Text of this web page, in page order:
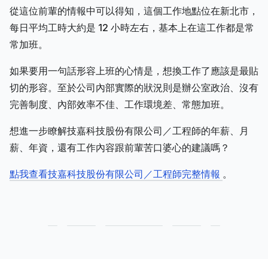
從這位前輩的情報中可以得知，這個工作地點位在新北市，
每日平均工時大約是 12 小時左右，基本上在這工作都是常
常加班。
如果要用一句話形容上班的心情是，想換工作了應該是最貼
切的形容。至於公司內部實際的狀況則是辦公室政治、沒有
完善制度、內部效率不佳、工作環境差、常態加班。
想進一步瞭解技嘉科技股份有限公司／工程師的年薪、月
薪、年資，還有工作內容跟前輩苦口婆心的建議嗎？
點我查看技嘉科技股份有限公司／工程師完整情報 。